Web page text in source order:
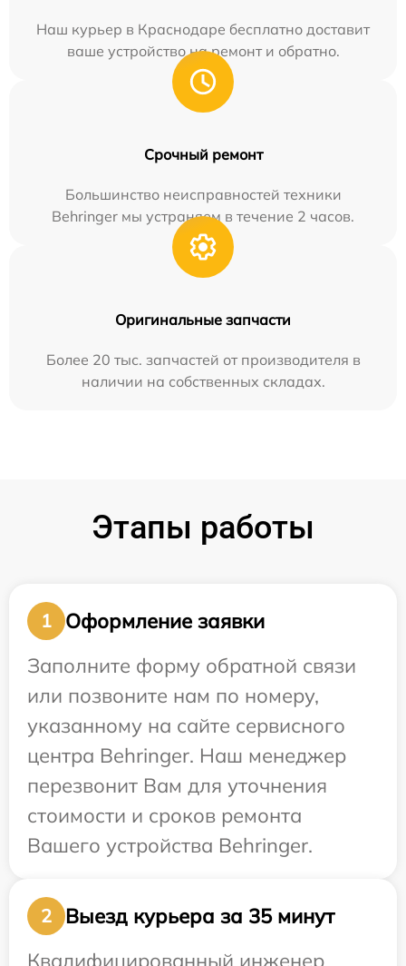
Наш курьер в Краснодаре бесплатно доставит
ваше устройство на ремонт и обратно.
Срочный ремонт
Большинство неисправностей техники
Behringer мы устраняем в течение 2 часов.
Оригинальные запчасти
Более 20 тыс. запчастей от производителя в
наличии на собственных складах.
Этапы работы
1
Оформление заявки
Заполните форму обратной связи
или позвоните нам по номеру,
указанному на сайте сервисного
центра Behringer. Наш менеджер
перезвонит Вам для уточнения
стоимости и сроков ремонта
Вашего устройства Behringer.
2
Выезд курьера за 35 минут